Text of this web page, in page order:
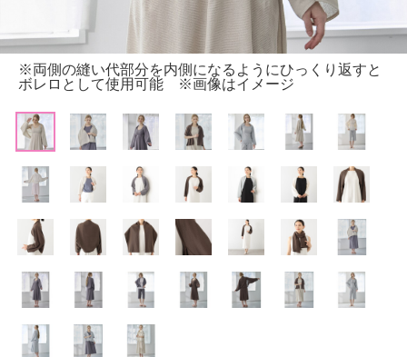
※両側の縫い代部分を内側になるようにひっくり返すと
ボレロとして使用可能 ※画像はイメージ